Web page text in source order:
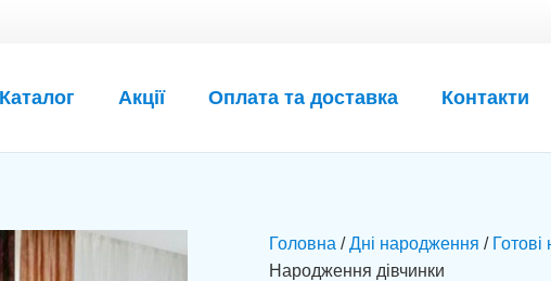
Каталог Акції Оплата та доставка Контакти
Головна /Дні народження / Готові
Народження дівчинки